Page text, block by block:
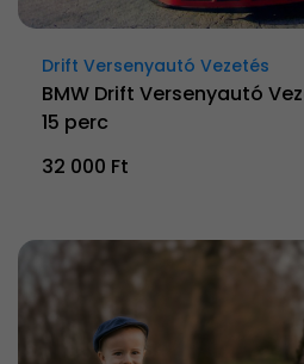
Drift Versenyautó Vezetés
BMW Drift Versenyautó
15 perc
32 000 Ft